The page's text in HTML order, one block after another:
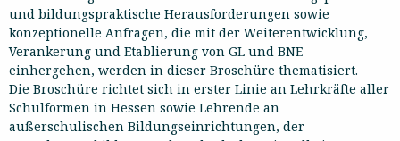
und bildungspraktische Herausforderungen sowie
konzeptionelle Anfragen, die mit der Weiterentwicklung,
Verankerung und Etablierung von GL und BNE
einhergehen, werden in dieser Broschüre thematisiert.
Die Broschüre richtet sich in erster Linie an Lehrkräfte aller
Schulformen in Hessen sowie Lehrende an
außerschulischen Bildungseinrichtungen, der